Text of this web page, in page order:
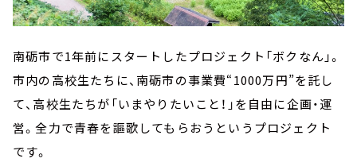
南砺市で1年前にスタートしたプロジェクト「ボクなん」。
市内の高校生たちに、南砺市の事業費“1000万円”を託し
て、高校生たちが「いまやりたいこと！」を自由に企画・運
営。全力で青春を謳歌してもらおうというプロジェクト
です。